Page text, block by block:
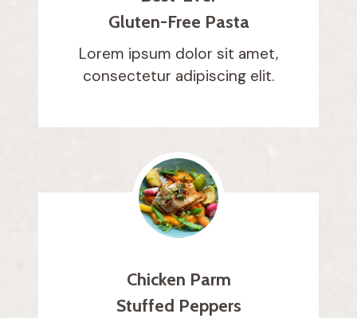
Gluten-Free Pasta
Lorem ipsum dolor sit amet,
consectetur adipiscing elit.
Chicken Parm
Stuffed Peppers